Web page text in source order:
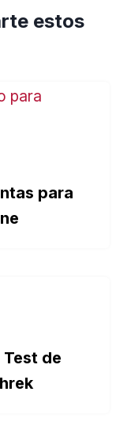
estos
para
de